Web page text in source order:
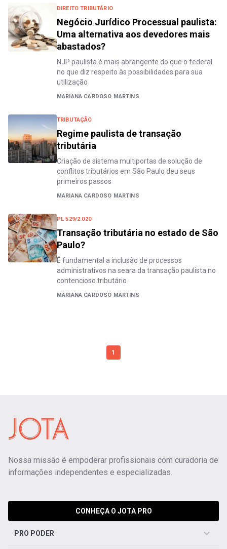
DIREITO TRIBUTÁRIO
Negócio Jurídico Processual paulista:
Uma alternativa aos devedores mais
abastados?
NJP paulista é mais abrangente do que o federal
no que diz respeito às possibilidades para sua
utilização
MARIANA CARDOSO MARTINS
TRIBUTAÇÃO
Regime paulista de transação
tributária
Criação de sistema multiportas de solução de
conflitos tributários em São Paulo deu seus
primeiros passos
MARIANA CARDOSO MARTINS
PL 529/2.020
Transação tributária no estado de São
Paulo?
É fundamental a inclusão de processos
administrativos na seara da transação paulista no
contencioso tributário
MARIANA CARDOSO MARTINS
1
Nossa missão é empoderar profissionais com curadoria de
informações independentes e especializadas.
CONHEÇA O JOTA PRO
PRO PODER